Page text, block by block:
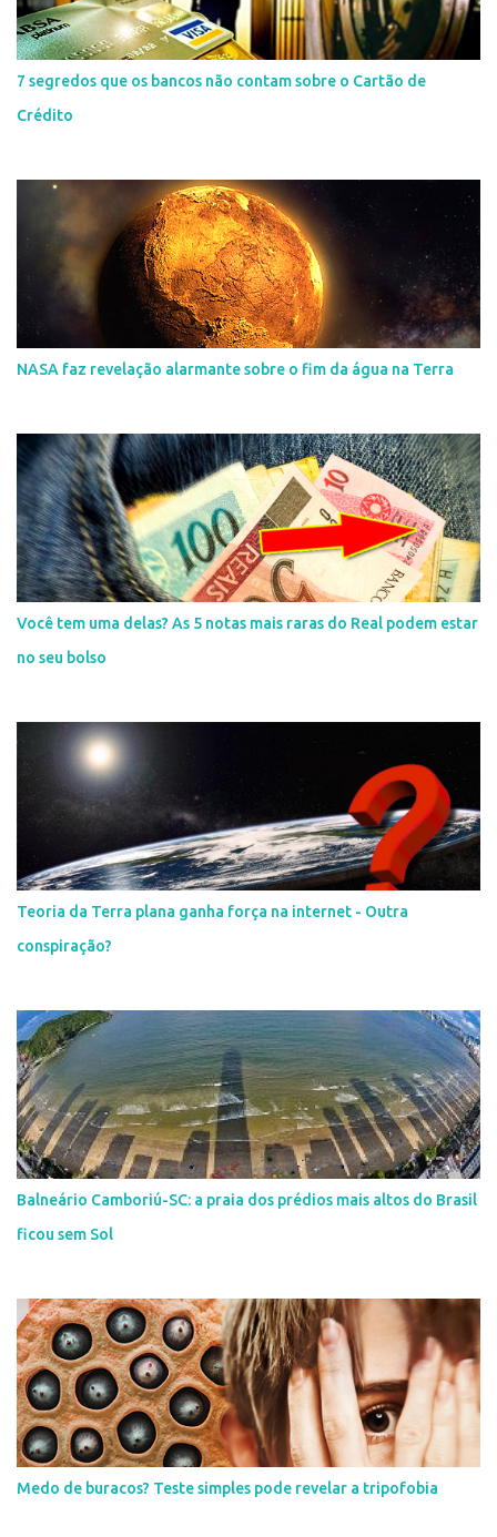
7 segredos que os bancos não contam sobre o Cartão de
Crédito
NASA faz revelação alarmante sobre o fim da água na Terra
Você tem uma delas? As 5 notas mais raras do Real podem estar
no seu bolso
Teoria da Terra plana ganha força na internet - Outra
conspiração?
Balneário Camboriú-SC: a praia dos prédios mais altos do Brasil
ficou sem Sol
Medo de buracos? Teste simples pode revelar a tripofobia